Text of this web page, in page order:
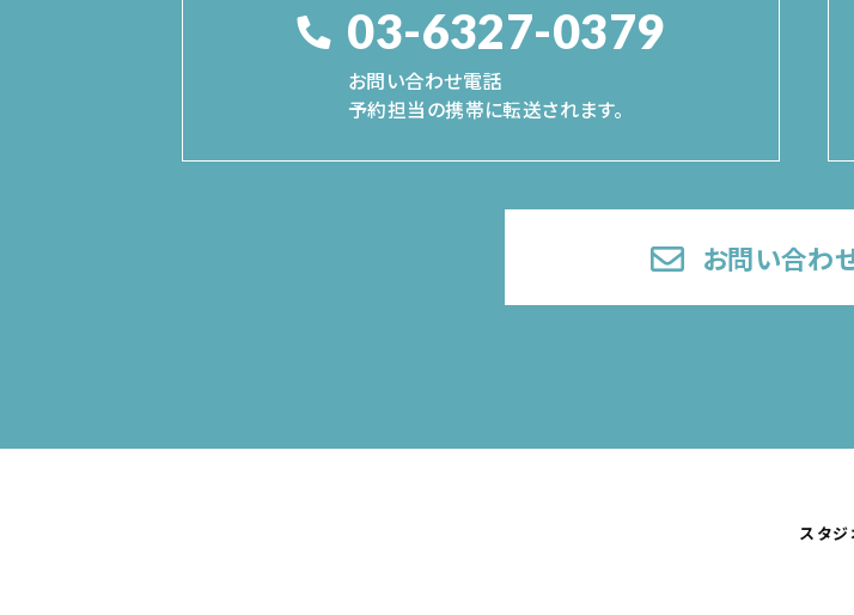
03-6327-0379
お問い合わせ電話
予約担当の携帯に転送されます。
お問い合わ
スタジ